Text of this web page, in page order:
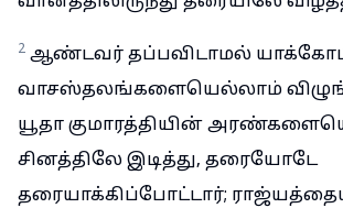
2 ஆண்டவர் தப்பவிடாமல்
வாசஸ்தலங்களையெல்லாம்
யூதா குமாரத்தியின்
சினத்திலே இடித்து, தரையோடே
தரையாக்கிப்போட்டார்;